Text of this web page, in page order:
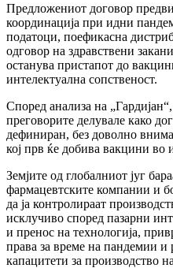
Предложениот договор
координација при идни
податоци, поефикасна
одговор на здравствени
останува пристапот до
интелектуална сопственост.
Според анализа на
преговорите делувале како
дефиниран, без доволно
кој прв ќе добива вакцини
Земјите од глобалниот југ
фармацевтските компании и
да ја контролираат
исклучиво според пазарни
и пренос на технологија,
права за време на пандемии и
капацитети за производство